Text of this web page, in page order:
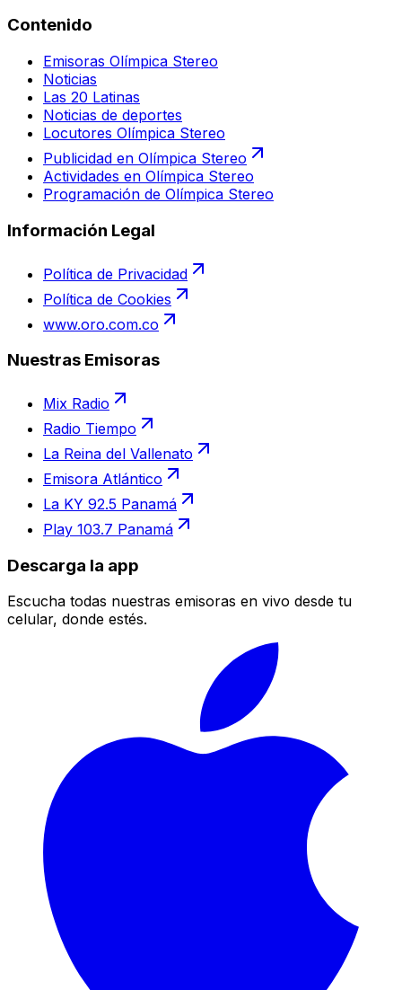
Contenido
Emisoras Olímpica Stereo
Noticias
Las 20 Latinas
Noticias de deportes
Locutores Olímpica Stereo
Publicidad en Olímpica Stereo
Actividades en Olímpica Stereo
Programación de Olímpica Stereo
Información Legal
Política de Privacidad
Política de Cookies
www.oro.com.co
Nuestras Emisoras
Mix Radio
Radio Tiempo
La Reina del Vallenato
Emisora Atlántico
La KY 92.5 Panamá
Play 103.7 Panamá
Descarga la app
Escucha todas nuestras emisoras en vivo desde tu
celular, donde estés.